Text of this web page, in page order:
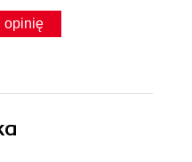
opinię